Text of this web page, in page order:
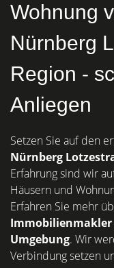
Wohnung
Nürnberg
Region -
Anliegen
Setzen Sie auf den
Nürnberg
Erfahrung sind wir
Häusern und
Erfahren Sie mehr
Immobilienmakler
Umgebung. Wir
Verbindung setzen